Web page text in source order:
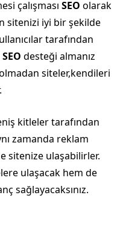
çalışması SEO olarak
sitenizi iyi bir şekilde
tarafından
desteği almanız
siteler,kendileri
kitleler tarafından
zamanda reklam
sitenize ulaşabilirler.
ulaşacak hem de
sağlayacaksınız.